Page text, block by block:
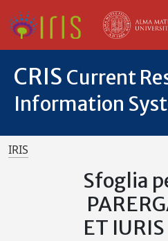
CRIS Current
Information
IRIS
Sfoglia
ET IURIS